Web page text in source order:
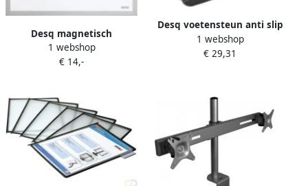
Desq magnetisch
whiteboard ft 60 x 40 cm
1 webshop
€ 14,-
Desq voetensteun anti slip
1 webshop
€ 29,31